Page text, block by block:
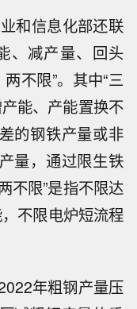
和信息化部还联
、减产量、回头
不限”。其中“三
能、产能置换不
的钢铁产量或非
量，通过限生铁
不限”是指不限达
不限电炉短流程
年粗钢产量压